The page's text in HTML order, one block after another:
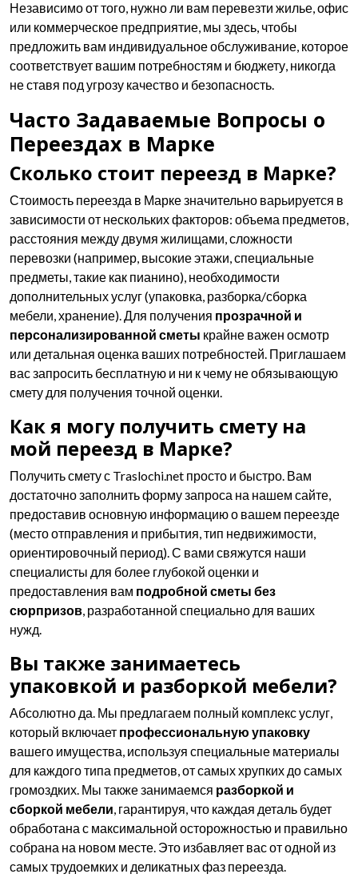
Независимо от того, нужно ли вам перевезти жилье, офис
или коммерческое предприятие, мы здесь, чтобы
предложить вам индивидуальное обслуживание, которое
соответствует вашим потребностям и бюджету, никогда
не ставя под угрозу качество и безопасность.
Часто Задаваемые Вопросы о
Переездах в Марке
Сколько стоит переезд в Марке?
Стоимость переезда в Марке значительно варьируется в
зависимости от нескольких факторов: объема предметов,
расстояния между двумя жилищами, сложности
перевозки (например, высокие этажи, специальные
предметы, такие как пианино), необходимости
дополнительных услуг (упаковка, разборка/сборка
мебели, хранение). Для получения прозрачной и
персонализированной сметы крайне важен осмотр
или детальная оценка ваших потребностей. Приглашаем
вас запросить бесплатную и ни к чему не обязывающую
смету для получения точной оценки.
Как я могу получить смету на
мой переезд в Марке?
Получить смету с Traslochi.net просто и быстро. Вам
достаточно заполнить форму запроса на нашем сайте,
предоставив основную информацию о вашем переезде
(место отправления и прибытия, тип недвижимости,
ориентировочный период). С вами свяжутся наши
специалисты для более глубокой оценки и
предоставления вам подробной сметы без
сюрпризов, разработанной специально для ваших
нужд.
Вы также занимаетесь
упаковкой и разборкой мебели?
Абсолютно да. Мы предлагаем полный комплекс услуг,
который включает профессиональную упаковку
вашего имущества, используя специальные материалы
для каждого типа предметов, от самых хрупких до самых
громоздких. Мы также занимаемся разборкой и
сборкой мебели, гарантируя, что каждая деталь будет
обработана с максимальной осторожностью и правильно
собрана на новом месте. Это избавляет вас от одной из
самых трудоемких и деликатных фаз переезда.